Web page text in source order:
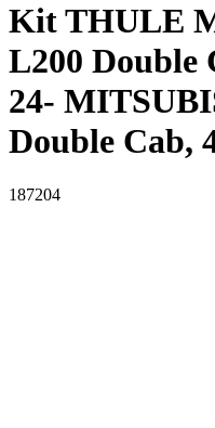
Kit THULE
L200 Double
24-
Double Cab,
187204